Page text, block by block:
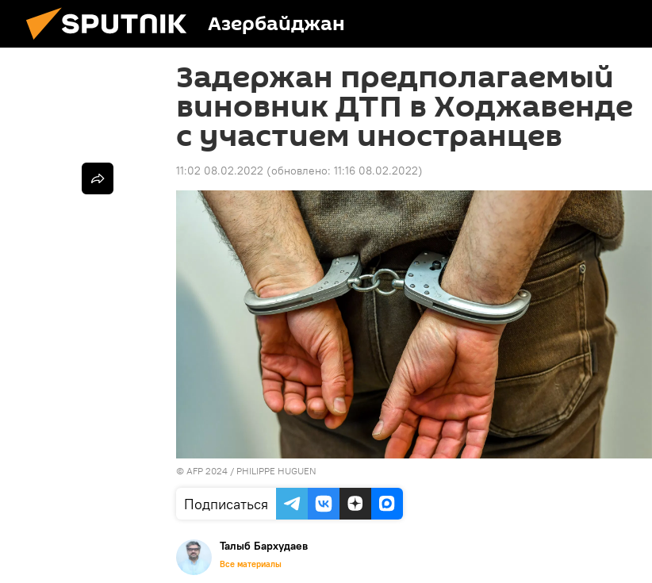
Азербайджан
Задержан предполагаемый
виновник ДТП в Ходжавенде
с участием иностранцев
11:02 08.02.2022 (обновлено: 11:16 08.02.2022)
© AFP 2024 / PHILIPPE HUGUEN
Подписаться
Талыб Бархудаев
Все материалы